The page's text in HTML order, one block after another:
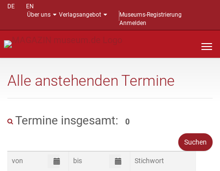
DE
EN
Über uns
Verlagsangebot
Museums-Registrierung
Anmelden
Alle anstehenden Termine
Termine insgesamt: 0